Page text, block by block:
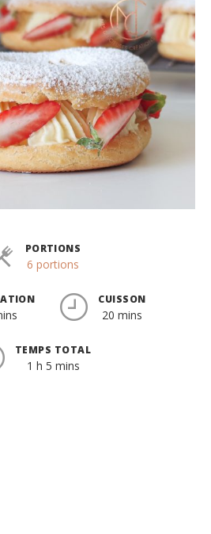
PORTIONS
6 portions
CUISSON
20 mins
TEMPS TOTAL
1 h 5 mins